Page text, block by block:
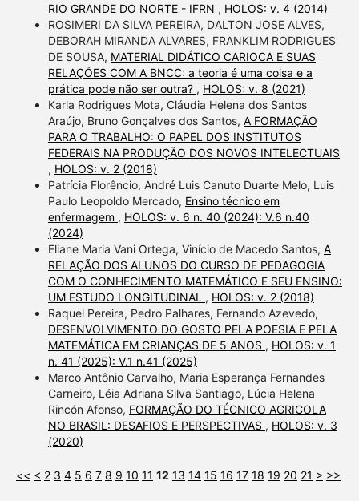
RIO GRANDE DO NORTE - IFRN , HOLOS: v. 4 (2014)
ROSIMERI DA SILVA PEREIRA, DALTON JOSE ALVES,
DEBORAH MIRANDA ALVARES, FRANKLIM RODRIGUES
DE SOUSA, MATERIAL DIDÁTICO CARIOCA E SUAS
RELAÇÕES COM A BNCC: a teoria é uma coisa e a
prática pode não ser outra? , HOLOS: v. 8 (2021)
Karla Rodrigues Mota, Cláudia Helena dos Santos
Araújo, Bruno Gonçalves dos Santos, A FORMAÇÃO
PARA O TRABALHO: O PAPEL DOS INSTITUTOS
FEDERAIS NA PRODUÇÃO DOS NOVOS INTELECTUAIS
, HOLOS: v. 2 (2018)
Patrícia Florêncio, André Luis Canuto Duarte Melo, Luis
Paulo Leopoldo Mercado, Ensino técnico em
enfermagem , HOLOS: v. 6 n. 40 (2024): V.6 n.40
(2024)
Eliane Maria Vani Ortega, Vinício de Macedo Santos, A
RELAÇÃO DOS ALUNOS DO CURSO DE PEDAGOGIA
COM O CONHECIMENTO MATEMÁTICO E SEU ENSINO:
UM ESTUDO LONGITUDINAL , HOLOS: v. 2 (2018)
Raquel Pereira, Pedro Palhares, Fernando Azevedo,
DESENVOLVIMENTO DO GOSTO PELA POESIA E PELA
MATEMÁTICA EM CRIANÇAS DE 5 ANOS , HOLOS: v. 1
n. 41 (2025): V.1 n.41 (2025)
Marco Antônio Carvalho, Maria Esperança Fernandes
Carneiro, Léia Adriana Silva Santiago, Lúcia Helena
Rincón Afonso, FORMAÇÃO DO TÉCNICO AGRICOLA
NO BRASIL: DESAFIOS E PERSPECTIVAS , HOLOS: v. 3
(2020)
<< < 2 3 4 5 6 7 8 9 10 11 12 13 14 15 16 17 18 19 20 21 > >>